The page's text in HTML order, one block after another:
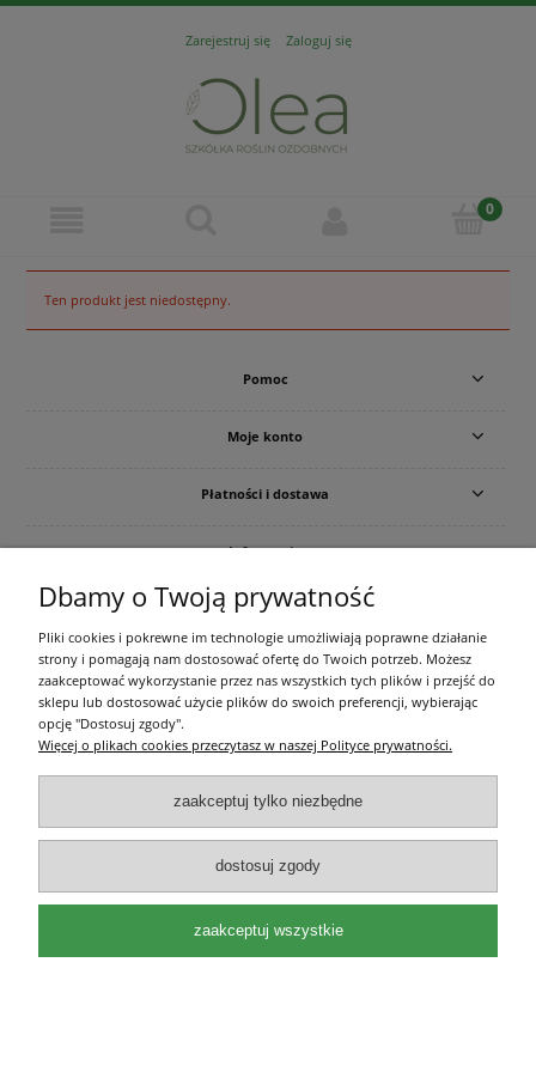
Zarejestruj się Zaloguj się
Ten produkt jest niedostępny.
Pomoc
Moje konto
Płatności i dostawa
Informacje
O nas
Olea Szkółka Roślin Ozdobnych | ul. Św. Michała 114, 62-800 Kalisz |
wielkopolskie | e-mail: kontakt@oleaszkolka.pl| tel.663-433-657,721-287-
pokaż pełną wersję strony
Dbamy o Twoją prywatność
Pliki cookies i pokrewne im technologie umożliwiają poprawne działanie
strony i pomagają nam dostosować ofertę do Twoich potrzeb. Możesz
zaakceptować wykorzystanie przez nas wszystkich tych plików i przejść do
sklepu lub dostosować użycie plików do swoich preferencji, wybierając
opcję "Dostosuj zgody".
Więcej o plikach cookies przeczytasz w naszej Polityce prywatności.
zaakceptuj tylko niezbędne
dostosuj zgody
zaakceptuj wszystkie